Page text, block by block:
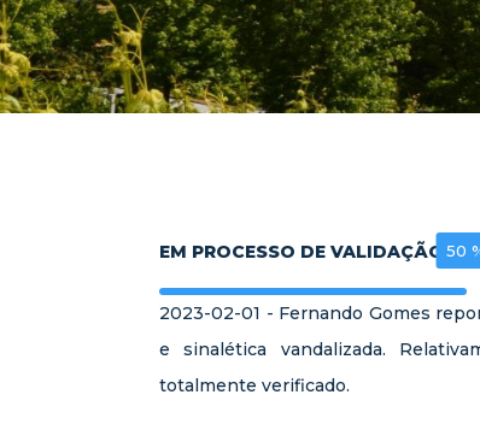
EM PROCESSO DE VALIDAÇÃO 50
2023-02-01 - Fernando Gomes
e sinalética vandalizada.
totalmente verificado.